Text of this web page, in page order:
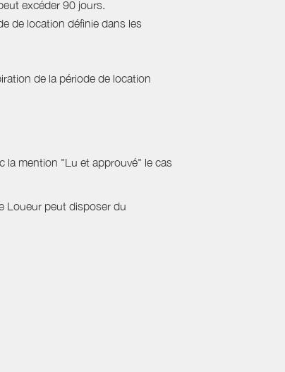
excéder 90 jours.
de location définie dans les
de la période de location
la mention "Lu et approuvé" le cas
Loueur peut disposer du